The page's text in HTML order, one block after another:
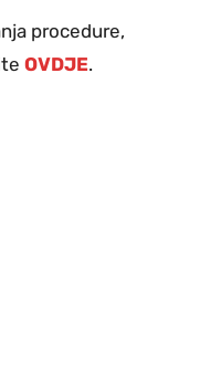
procedure,
OVDJE.